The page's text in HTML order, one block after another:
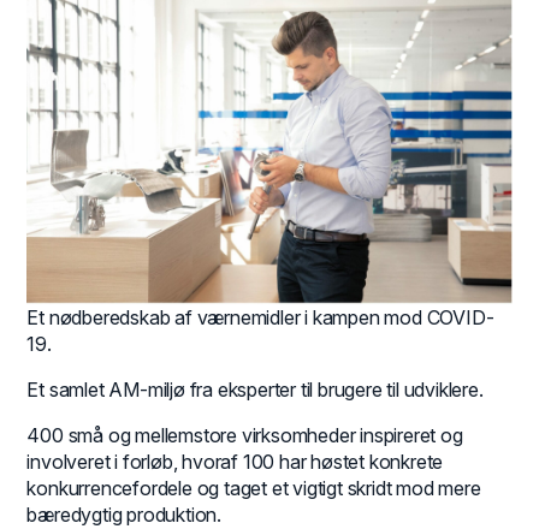
Et nødberedskab af værnemidler i kampen mod COVID-
19.
Et samlet AM-miljø fra eksperter til brugere til udviklere.
400 små og mellemstore virksomheder inspireret og
involveret i forløb, hvoraf 100 har høstet konkrete
konkurrencefordele og taget et vigtigt skridt mod mere
bæredygtig produktion.